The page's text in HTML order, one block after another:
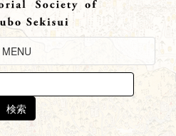
Toggle
Navigation
MENU